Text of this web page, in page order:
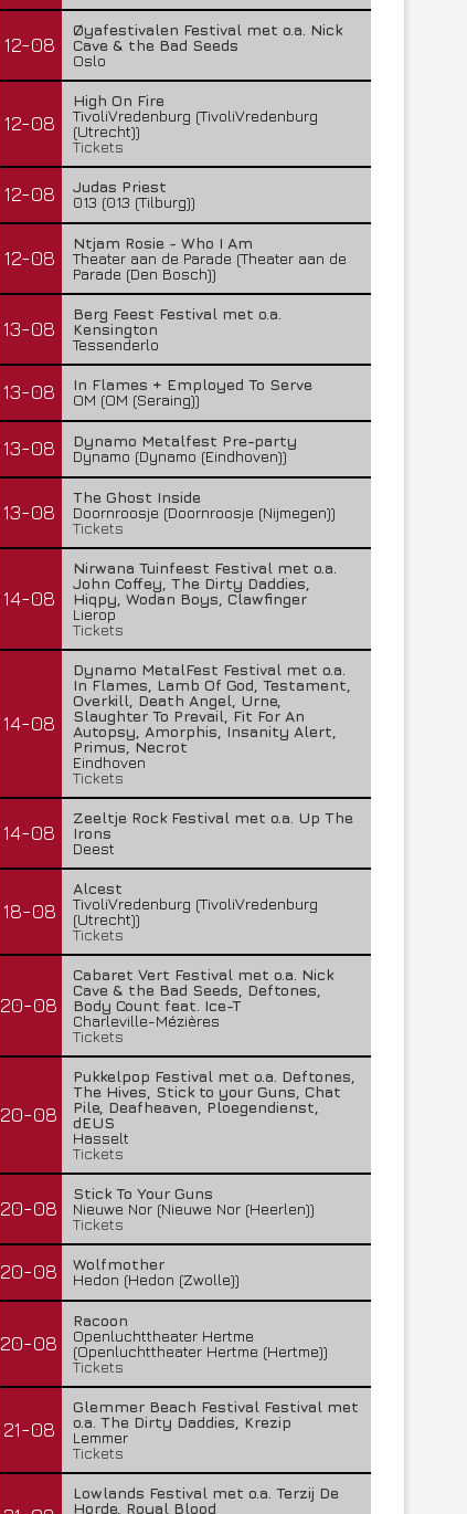
Lunatic Soul – Transition II
29 juli 2026 27 juli 2026
12-08
Øyafestivalen Festival met o.a. Nick
Cave & the Bad Seeds
Oslo
12-08
High On Fire
TivoliVredenburg (TivoliVredenburg
(Utrecht))
Tickets
12-08
Judas Priest
013 (013 (Tilburg))
12-08
Ntjam Rosie - Who I Am
Theater aan de Parade (Theater aan de
Parade (Den Bosch))
13-08
Berg Feest Festival met o.a.
Kensington
Tessenderlo
13-08
In Flames + Employed To Serve
OM (OM (Seraing))
13-08
Dynamo Metalfest Pre-party
Dynamo (Dynamo (Eindhoven))
13-08
The Ghost Inside
Doornroosje (Doornroosje (Nijmegen))
Tickets
14-08
Nirwana Tuinfeest Festival met o.a.
John Coffey, The Dirty Daddies,
Hiqpy, Wodan Boys, Clawfinger
Lierop
Tickets
14-08
Dynamo MetalFest Festival met o.a.
In Flames, Lamb Of God, Testament,
Overkill, Death Angel, Urne,
Slaughter To Prevail, Fit For An
Autopsy, Amorphis, Insanity Alert,
Primus, Necrot
Eindhoven
Tickets
14-08
Zeeltje Rock Festival met o.a. Up The
Irons
Deest
18-08
Alcest
TivoliVredenburg (TivoliVredenburg
(Utrecht))
Tickets
20-08
Cabaret Vert Festival met o.a. Nick
Cave & the Bad Seeds, Deftones,
Body Count feat. Ice-T
Charleville-Mézières
Tickets
20-08
Pukkelpop Festival met o.a. Deftones,
The Hives, Stick to your Guns, Chat
Pile, Deafheaven, Ploegendienst,
dEUS
Hasselt
Tickets
20-08
Stick To Your Guns
Nieuwe Nor (Nieuwe Nor (Heerlen))
Tickets
20-08
Wolfmother
Hedon (Hedon (Zwolle))
20-08
Racoon
Openluchttheater Hertme
(Openluchttheater Hertme (Hertme))
Tickets
21-08
Glemmer Beach Festival Festival met
o.a. The Dirty Daddies, Krezip
Lemmer
Tickets
Lowlands Festival met o.a. Terzij De
Horde, Royal Blood